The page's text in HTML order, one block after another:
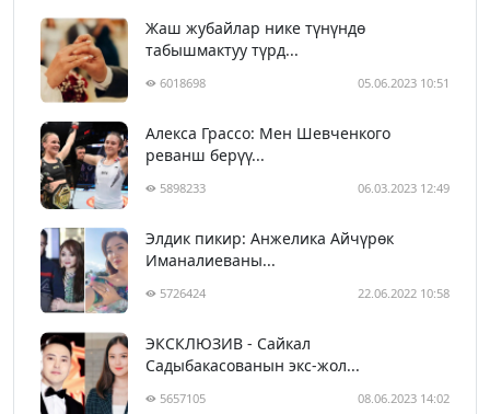
Жаш жубайлар нике түнүндө
табышмактуу түрд...
6018698 05.06.2023 10:51
Алекса Грассо: Мен Шевченкого
реванш берүү...
5898233 06.03.2023 12:49
Элдик пикир: Анжелика Айчүрөк
Иманалиеваны...
5726424 22.06.2022 10:58
ЭКСКЛЮЗИВ - Сайкал
Садыбакасованын экс-жол...
5657105 08.06.2023 14:02